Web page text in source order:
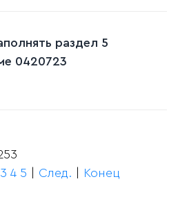
раздел 5
0420723
3 4 5 След. Конец